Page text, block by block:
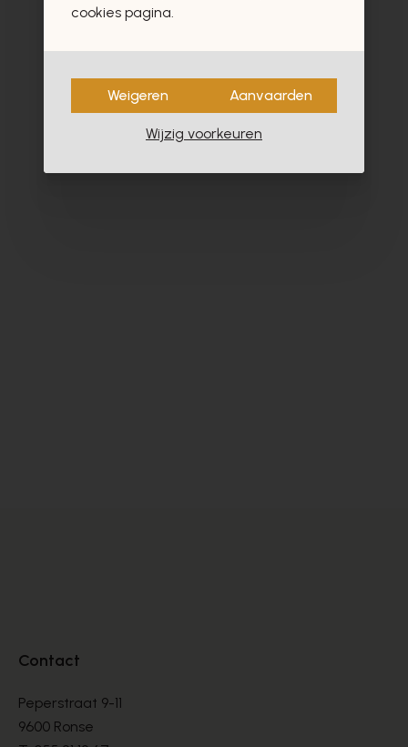
- 40%
Contact
Peperstraat 9-11
9600 Ronse
cookies pagina.
Weigeren Aanvaarden
Wijzig voorkeuren